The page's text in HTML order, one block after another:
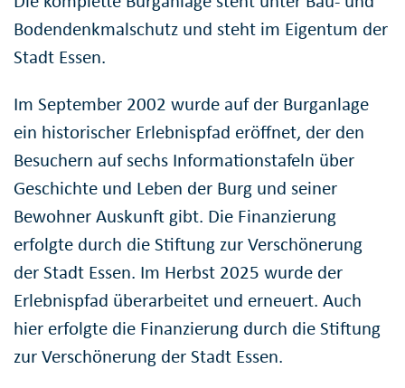
Bodendenkmalschutz und steht im Eigentum der
Stadt Essen.
Im September 2002 wurde auf der Burganlage
ein historischer Erlebnispfad eröffnet, der den
Besuchern auf sechs Informationstafeln über
Geschichte und Leben der Burg und seiner
Bewohner Auskunft gibt. Die Finanzierung
erfolgte durch die Stiftung zur Verschönerung
der Stadt Essen. Im Herbst 2025 wurde der
Erlebnispfad überarbeitet und erneuert. Auch
hier erfolgte die Finanzierung durch die Stiftung
zur Verschönerung der Stadt Essen.